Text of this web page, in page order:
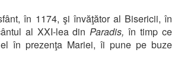
în 1174, şi învăţător al Bisericii, în
al XXI-lea din Paradis,în timp ce
în prezenţa Mariei, îi pune pe buze